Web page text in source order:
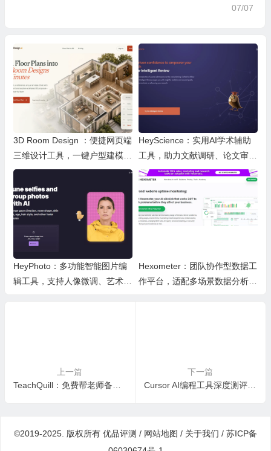
07/07
3D Room Design ：便捷网页端
三维设计工具，一键户型建模、
实时改色布景助力装修设计
HeyScience：实用AI学术辅助
工具，助力文献调研、论文审阅
与日常学业研究工作
HeyPhoto：多功能智能图片编
辑工具，支持人像微调、艺术创
Hexometer：团队协作型数据工
作平台，适配多场景数据分析、
上一篇
下一篇
Cursor AI编程工具深度测评：功能、适用场景及优缺点全面解析
©2019-2025. 版权所有 优品评测 / 网站地图 / 关于我们 / 苏ICP备